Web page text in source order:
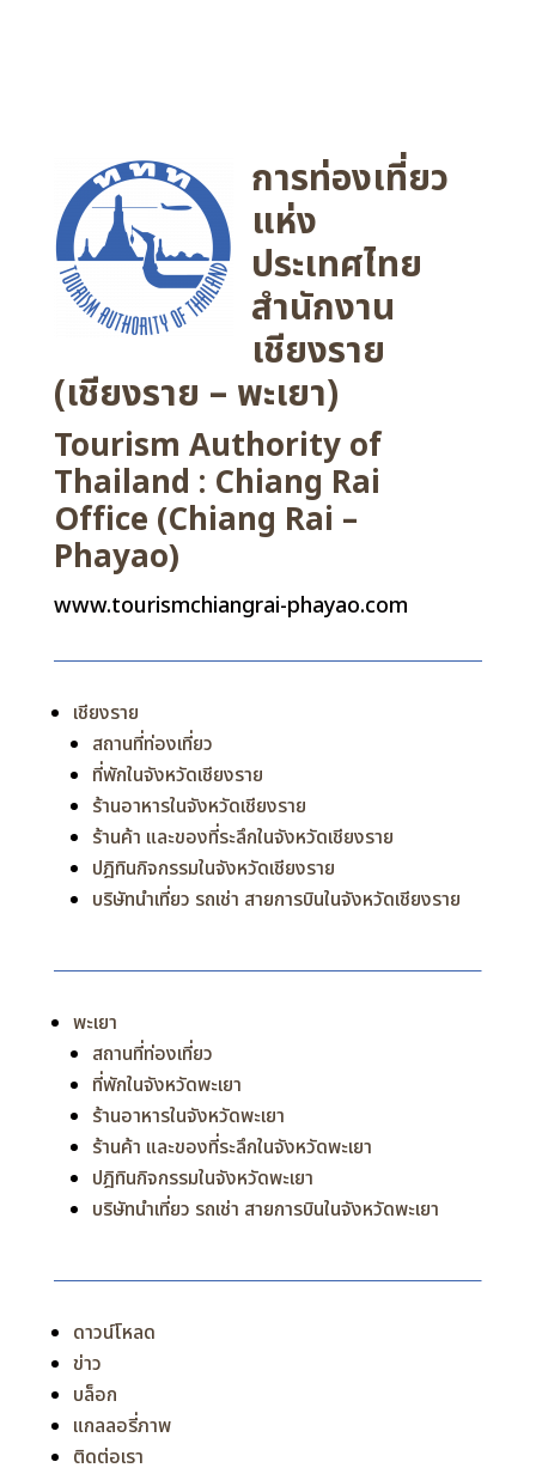
การท่องเที่ยว
แห่ง
ประเทศไทย
สำนักงาน
เชียงราย
(เชียงราย – พะเยา)
Tourism Authority of
Thailand : Chiang Rai
Office (Chiang Rai –
Phayao)
www.tourismchiangrai-phayao.com
เชียงราย
สถานที่ท่องเที่ยว
ที่พักในจังหวัดเชียงราย
ร้านอาหารในจังหวัดเชียงราย
ร้านค้า และของที่ระลึกในจังหวัดเชียงราย
ปฎิทินกิจกรรมในจังหวัดเชียงราย
บริษัทนำเที่ยว รถเช่า สายการบินในจังหวัดเชียงราย
พะเยา
สถานที่ท่องเที่ยว
ที่พักในจังหวัดพะเยา
ร้านอาหารในจังหวัดพะเยา
ร้านค้า และของที่ระลึกในจังหวัดพะเยา
ปฎิทินกิจกรรมในจังหวัดพะเยา
บริษัทนำเที่ยว รถเช่า สายการบินในจังหวัดพะเยา
ดาวน์โหลด
ข่าว
บล็อก
แกลลอรี่ภาพ
ติดต่อเรา